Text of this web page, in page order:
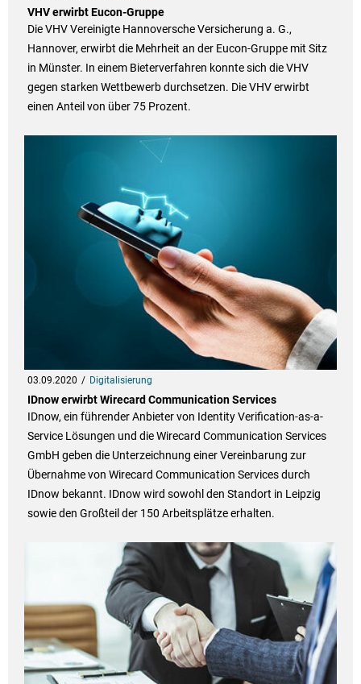
VHV erwirbt Eucon-Gruppe
Die VHV Vereinigte Hannoversche Versicherung a. G.,
Hannover, erwirbt die Mehrheit an der Eucon-Gruppe mit Sitz
in Münster. In einem Bieterverfahren konnte sich die VHV
gegen starken Wettbewerb durchsetzen. Die VHV erwirbt
einen Anteil von über 75 Prozent.
03.09.2020 Digitalisierung
IDnow erwirbt Wirecard Communication Services
IDnow, ein führender Anbieter von Identity Verification-as-a-
Service Lösungen und die Wirecard Communication Services
GmbH geben die Unterzeichnung einer Vereinbarung zur
Übernahme von Wirecard Communication Services durch
IDnow bekannt. IDnow wird sowohl den Standort in Leipzig
sowie den Großteil der 150 Arbeitsplätze erhalten.